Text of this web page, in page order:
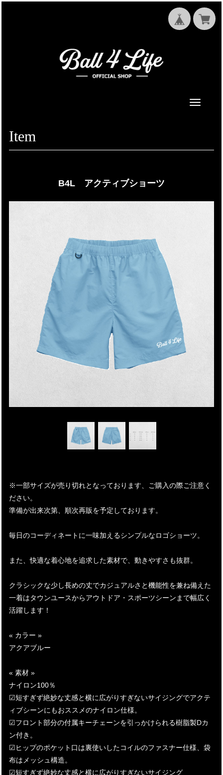
Toggle
Item
B4L アクティブショーツ
※一部サイズが売り切れとなっております、ご購入の際ご注意く
ださい。
準備が出来次第、順次再販を予定しております。
毎日のコーディネートに一味加えるシンプルなロゴショーツ。
また、快適な着心地を追求した素材で、動きやすさも抜群。
クラシックな少し長めの丈でカジュアルさと機能性を兼ね備えた
一着はタウンユースからアウトドア・スポーツシーンまで幅広く
活躍します！
« カラー »
アクアブルー
« 素材 »
ナイロン100％
☑短すぎず絶妙な丈感と横に広がりすぎないサイジングでアクテ
ィブシーンにもおススメのナイロン仕様。
☑フロント部分の付属キーチェーンを引っかけられる樹脂製Dカ
ン付き。
☑ヒップのポケット口は裏使いしたコイルのファスナー仕様、袋
布はメッシュ構造。
☑短すぎず絶妙な丈感と横に広がりすぎないサイジング